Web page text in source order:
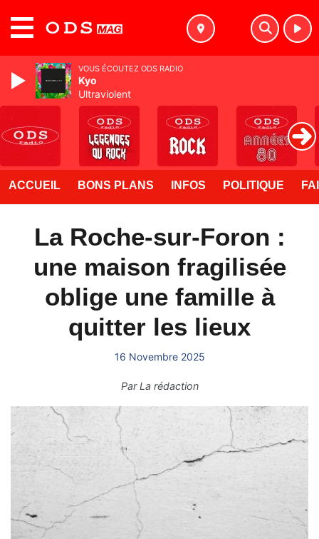
ACCUEIL BONS PLANS INFOS POLITIQUE
La Roche-sur-Foron :
une maison fragilisée
oblige une famille à
quitter les lieux
16 Novembre 2025
ParLa rédaction
VOUS ÉCOUTEZ ODS RADIO
Kyo
Ultraviolent